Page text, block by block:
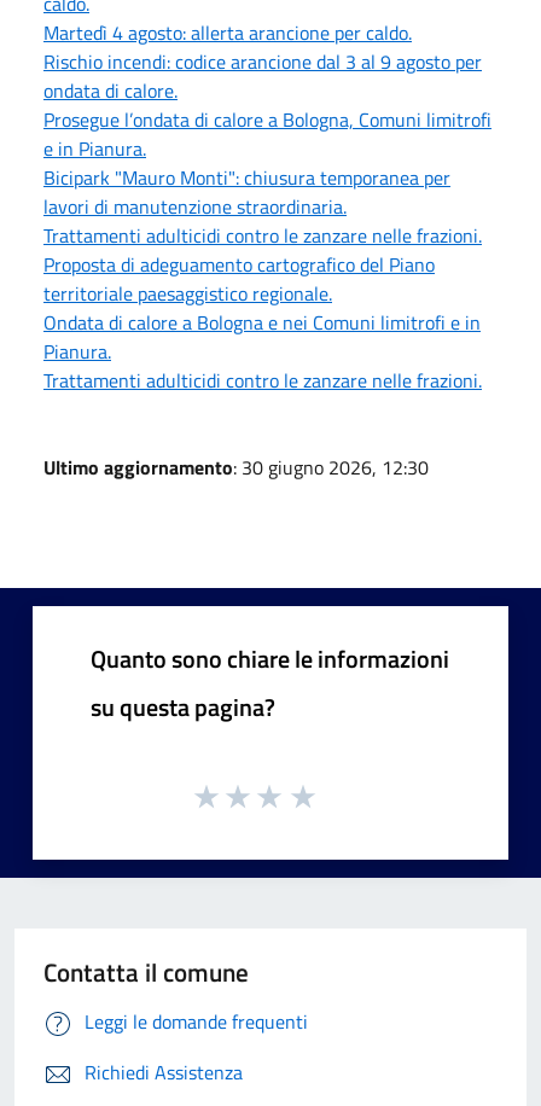
Martedì 4 agosto: allerta arancione per caldo.
Rischio incendi: codice arancione dal 3 al 9 agosto per
ondata di calore.
Prosegue l’ondata di calore a Bologna, Comuni limitrofi
e in Pianura.
Bicipark "Mauro Monti": chiusura temporanea per
lavori di manutenzione straordinaria.
Trattamenti adulticidi contro le zanzare nelle frazioni.
Proposta di adeguamento cartografico del Piano
territoriale paesaggistico regionale.
Ondata di calore a Bologna e nei Comuni limitrofi e in
Pianura.
Trattamenti adulticidi contro le zanzare nelle frazioni.
Ultimo aggiornamento: 30 giugno 2026, 12:30
Quanto sono chiare le informazioni
su questa pagina?
Contatta il comune
Leggi le domande frequenti
Richiedi Assistenza